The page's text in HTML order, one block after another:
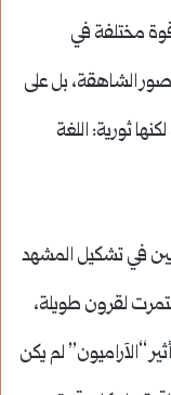
مختلفة في
الشاهقة، بل على
ثورية: اللغة
في تشكيل المشهد
لقرون طويلة،
“الآراميون” لم يكن